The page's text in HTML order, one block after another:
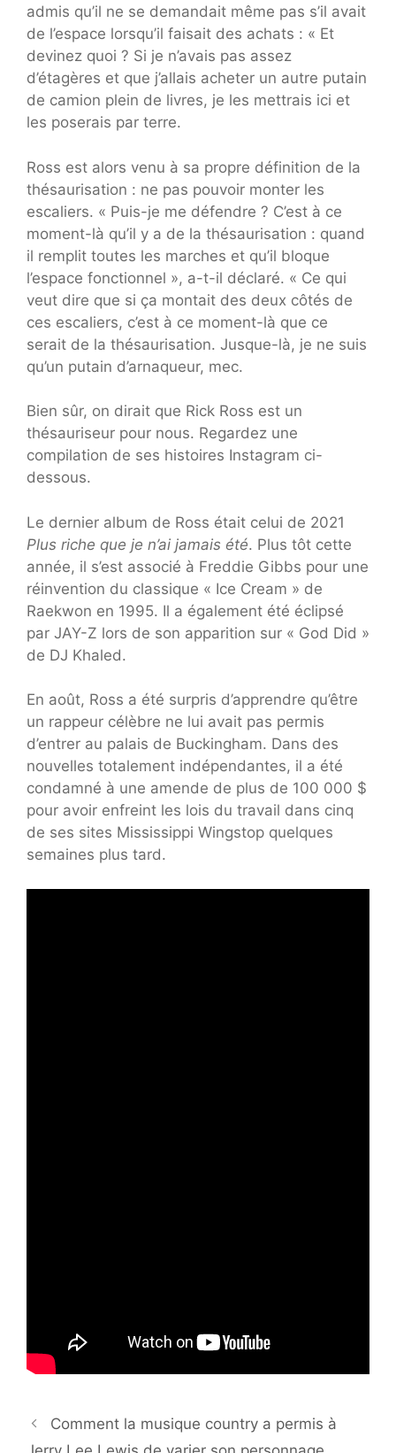
admis qu’il ne se demandait même pas s’il avait
de l’espace lorsqu’il faisait des achats : « Et
devinez quoi ? Si je n’avais pas assez
d’étagères et que j’allais acheter un autre putain
de camion plein de livres, je les mettrais ici et
les poserais par terre.
Ross est alors venu à sa propre définition de la
thésaurisation : ne pas pouvoir monter les
escaliers. « Puis-je me défendre ? C’est à ce
moment-là qu’il y a de la thésaurisation : quand
il remplit toutes les marches et qu’il bloque
l’espace fonctionnel », a-t-il déclaré. « Ce qui
veut dire que si ça montait des deux côtés de
ces escaliers, c’est à ce moment-là que ce
serait de la thésaurisation. Jusque-là, je ne suis
qu’un putain d’arnaqueur, mec.
Bien sûr, on dirait que Rick Ross est un
thésauriseur pour nous. Regardez une
compilation de ses histoires Instagram ci-
dessous.
Le dernier album de Ross était celui de 2021
Plus riche que je n’ai jamais été. Plus tôt cette
année, il s’est associé à Freddie Gibbs pour une
réinvention du classique « Ice Cream » de
Raekwon en 1995. Il a également été éclipsé
par JAY-Z lors de son apparition sur « God Did »
de DJ Khaled.
En août, Ross a été surpris d’apprendre qu’être
un rappeur célèbre ne lui avait pas permis
d’entrer au palais de Buckingham. Dans des
nouvelles totalement indépendantes, il a été
condamné à une amende de plus de 100 000 $
pour avoir enfreint les lois du travail dans cinq
de ses sites Mississippi Wingstop quelques
semaines plus tard.
Comment la musique country a permis à